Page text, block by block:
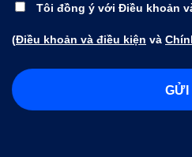
Tôi đồng ý với Điều khoản
(Điều khoản và điều kiện và